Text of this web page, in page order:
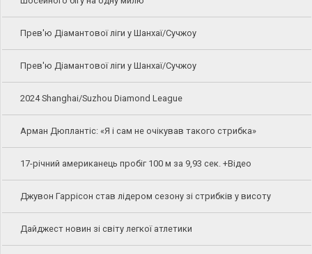
Прев'ю Діамантової ліги у Шанхаї/Сучжоу
Прев'ю Діамантової ліги у Шанхаї/Сучжоу
2024 Shanghai/Suzhou Diamond League
Арман Дюплантіс: «Я і сам не очікував такого стрибка»
17-річний американець пробіг 100 м за 9,93 сек. +Відео
Джувон Гаррісон став лідером сезону зі стрибків у висоту
Дайджест новин зі світу легкої атлетики